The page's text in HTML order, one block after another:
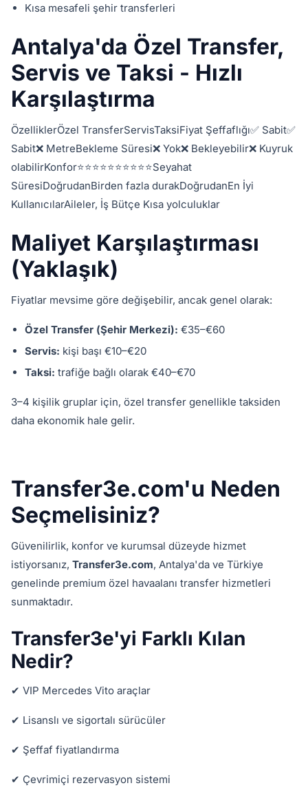
Kısa mesafeli şehir transferleri
Antalya'da Özel Transfer,
Servis ve Taksi - Hızlı
Karşılaştırma
ÖzelliklerÖzel TransferServisTaksiFiyat Şeffaflığı✅ Sabit✅
Sabit❌ MetreBekleme Süresi❌ Yok❌ Bekleyebilir❌ Kuyruk
olabilirKonfor⭐⭐⭐⭐⭐⭐⭐⭐⭐⭐Seyahat
SüresiDoğrudanBirden fazla durakDoğrudanEn İyi
KullanıcılarAileler, İş Bütçe Kısa yolculuklar
Maliyet Karşılaştırması
(Yaklaşık)
Fiyatlar mevsime göre değişebilir, ancak genel olarak:
Özel Transfer (Şehir Merkezi): €35–€60
Servis: kişi başı €10–€20
Taksi: trafiğe bağlı olarak €40–€70
3–4 kişilik gruplar için, özel transfer genellikle taksiden
daha ekonomik hale gelir.
Transfer3e.com'u Neden
Seçmelisiniz?
Güvenilirlik, konfor ve kurumsal düzeyde hizmet
istiyorsanız, Transfer3e.com, Antalya'da ve Türkiye
genelinde premium özel havaalanı transfer hizmetleri
sunmaktadır.
Transfer3e'yi Farklı Kılan
Nedir?
✔ VIP Mercedes Vito araçlar
✔ Lisanslı ve sigortalı sürücüler
✔ Şeffaf fiyatlandırma
✔ Çevrimiçi rezervasyon sistemi